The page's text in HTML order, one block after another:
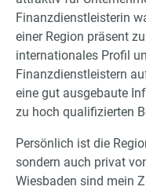
Finanzdienstleisterin
einer Region präsent
internationales Profil
Finanzdienstleistern
eine gut ausgebaute
zu hoch qualifizierten
Persönlich ist die
sondern auch privat
Wiesbaden sind mein